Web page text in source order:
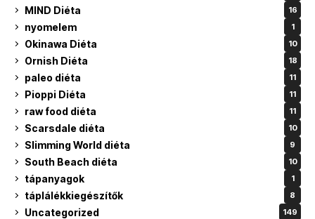
MIND Diéta 16
nyomelem 1
Okinawa Diéta 10
Ornish Diéta 18
paleo diéta 11
Pioppi Diéta 11
raw food diéta 11
Scarsdale diéta 10
Slimming World diéta 9
South Beach diéta 10
tápanyagok 1
táplálékkiegészítők 8
Uncategorized 149